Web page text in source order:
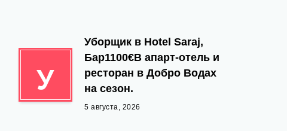
У
Уборщик в Hotel Saraj,
Бар1100€В апарт-отель и
ресторан в Добро Водах
на сезон.
5 августа, 2026